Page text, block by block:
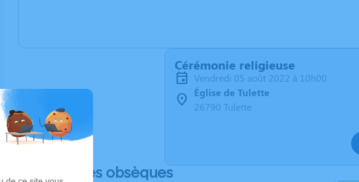
Cérémonie religieuse
vendredi 05 août 2022 à 10h00
Église de Tulette
26790 Tulette
Déroulé des obsèques